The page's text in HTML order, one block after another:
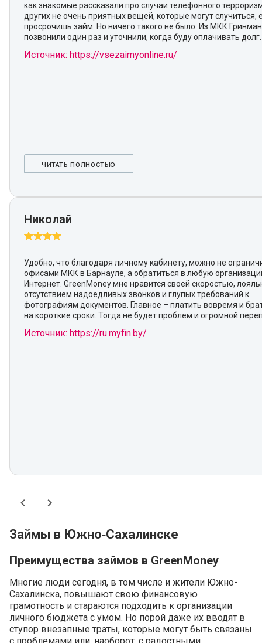
как знакомые рассказали про случаи телефонного
других не очень приятных вещей, которые могут случиться,
просрочишь займ. Но ничего такого не было. Из МКК
позвонили один раз и уточнили, когда буду оплачивать долг.
Источник: https://vsezaimyonline.ru/
ЧИТАТЬ ПОЛНОСТЬЮ
Николай
Удобно, что благодаря личному кабинету, можно не
офисами МКК в Барнауле, а обратиться в любую
Интернет. GreenMoney мне нравится своей скоростью,
отсутствием надоедливых звонков и глупых требований к
фотографиям документов. Главное – платить вовремя и
на короткие сроки. Тогда не будет проблем и огромной
Источник: https://ru.myfin.by/
Займы в Южно‑Сахалинске
Преимущества займов в GreenMoney
Многие люди сегодня, в том числе и жители Южно-
Сахалинска, повышают свою финансовую
грамотность и стараются подходить к организации
личного бюджета с умом. Но порой даже их вводят в
ступор внезапные траты, которые могут быть связаны